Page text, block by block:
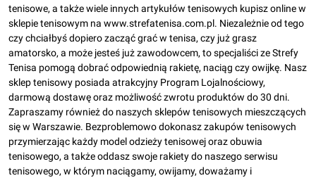
tenisowe, a także wiele innych artykułów tenisowych kupisz online w
sklepie tenisowym na www.strefatenisa.com.pl. Niezależnie od tego
czy chciałbyś dopiero zacząć grać w tenisa, czy już grasz
amatorsko, a może jesteś już zawodowcem, to specjaliści ze Strefy
Tenisa pomogą dobrać odpowiednią rakietę, naciąg czy owijkę. Nasz
sklep tenisowy posiada atrakcyjny Program Lojalnościowy,
darmową dostawę oraz możliwość zwrotu produktów do 30 dni.
Zapraszamy również do naszych sklepów tenisowych mieszczących
się w Warszawie. Bezproblemowo dokonasz zakupów tenisowych
przymierzając każdy model odzieży tenisowej oraz obuwia
tenisowego, a także oddasz swoje rakiety do naszego serwisu
tenisowego, w którym naciągamy, owijamy, doważamy i